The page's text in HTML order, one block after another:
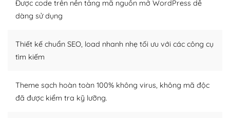
tìm kiếm chúng trên Internet hoặc nhờ chuyên gia.
– Sở hữu một cộng đồng lớn, sẵn sàng hỗ trợ
khổng lồ được kiểm duyệt bởi các nhân viên và những
người cuồng tín WordPress.
Được code trên nền tảng mã nguồn mở WordPress dễ
dàng sử dụng
Thiết kế chuẩn SEO, load nhanh nhẹ tối ưu với các công cụ
tìm kiếm
Theme sạch hoàn toàn 100% không virus, không mã độc
đã được kiểm tra kỹ lưỡng.